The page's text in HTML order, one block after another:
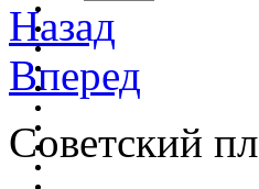
Назад
Вперед
Советский